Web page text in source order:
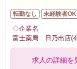
転勤なし 未経験者OK
◇企業名
富士薬局 日乃出店(
求人の詳細を